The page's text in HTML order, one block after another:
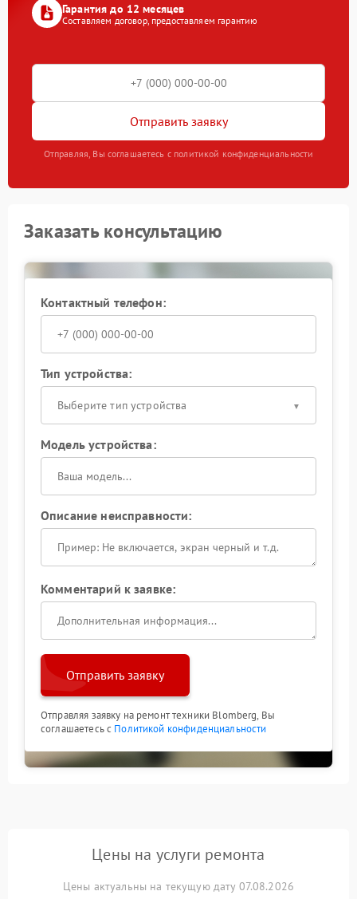
Гарантия до 12 месяцев
Составляем договор, предоставляем гарантию
Отправить заявку
Отправляя, Вы соглашаетесь с политикой конфиденциальности
Заказать консультацию
Контактный телефон:
Тип устройства:
Выберите тип устройства
Модель устройства:
Описание неисправности:
Комментарий к заявке:
Отправить заявку
Отправляя заявку на ремонт техники Blomberg, Вы
соглашаетесь с Политикой конфиденциальности
Цены на услуги ремонта
Цены актуальны на текущую дату 07.08.2026